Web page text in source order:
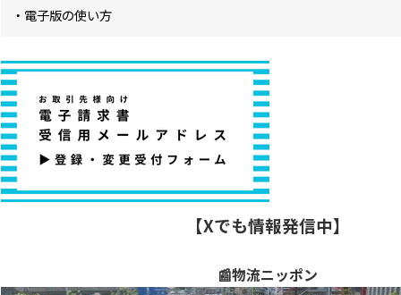
・電子版の使い方
【Xでも情報発信中】
📰物流ニッポン